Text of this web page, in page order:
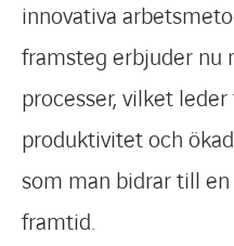
innovativa
framsteg erbjuder
processer, vilket
produktivitet och
som man bidrar till
framtid.